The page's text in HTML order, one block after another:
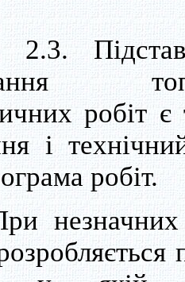
робіт є
і
робіт.